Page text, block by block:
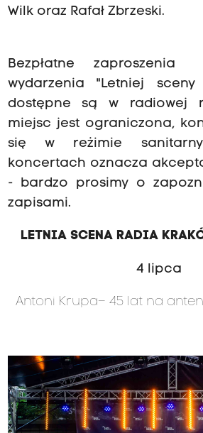
Wilk oraz Rafał Zbrzeski.
Bezpłatne
wydarzenia "Letniej sceny
dostępne są w radiowej
miejsc jest ograniczona,
się w reżimie
koncertach oznacza
- bardzo prosimy o
zapisami.
LETNIA SCENA RADIA
4 lipca
Antoni Krupa– 45 lat na